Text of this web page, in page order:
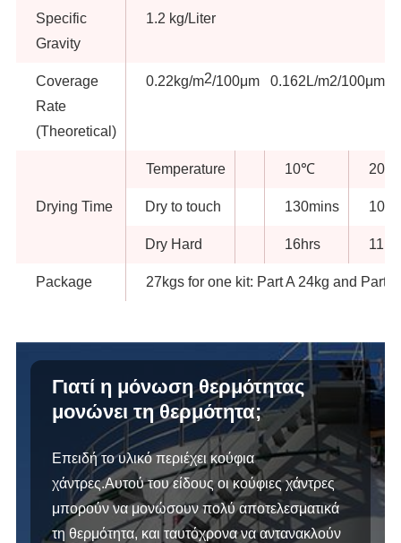
Specific
Gravity
1.2 kg/Liter
Coverage
Rate
(Theoretical)
0.22kg/m2/100μm 0.162L/m2/100μm
Drying Time
Temperature 10℃ 20℃
Dry to touch 130mins
Dry Hard 16hrs
Package 27kgs for one kit: Part A 24kg and Part
Γιατί η μόνωση θερμότητας
μονώνει τη θερμότητα;
Επειδή το υλικό περιέχει κούφια
χάντρες.Αυτού του είδους οι κούφιες χάντρες
μπορούν να μονώσουν πολύ αποτελεσματικά
τη θερμότητα, και ταυτόχρονα να αντανακλούν